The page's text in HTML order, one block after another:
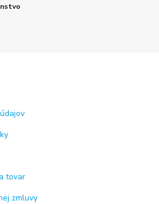
tovar
zmluvy